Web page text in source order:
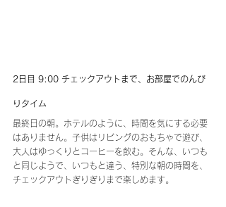
2日目 9:00 チェックアウトまで、お部屋でのんび
りタイム
最終日の朝。ホテルのように、時間を気にする必要
はありません。子供はリビングのおもちゃで遊び、
大人はゆっくりとコーヒーを飲む。そんな、いつも
と同じようで、いつもと違う、特別な朝の時間を、
チェックアウトぎりぎりまで楽しめます。